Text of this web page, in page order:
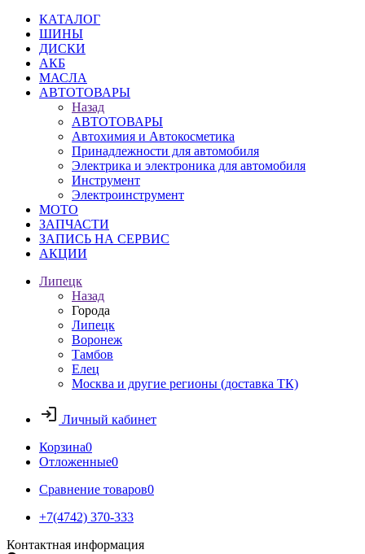
КАТАЛОГ
ШИНЫ
ДИСКИ
АКБ
МАСЛА
АВТОТОВАРЫ
Назад
АВТОТОВАРЫ
Автохимия и Автокосметика
Принадлежности для автомобиля
Электрика и электроника для автомобиля
Инструмент
Электроинструмент
МОТО
ЗАПЧАСТИ
ЗАПИСЬ НА СЕРВИС
АКЦИИ
Липецк
Назад
Города
Липецк
Воронеж
Тамбов
Елец
Москва и другие регионы (доставка ТК)
Личный кабинет
Корзина0
Отложенные0
Сравнение товаров0
+7(4742) 370-333
Контактная информация